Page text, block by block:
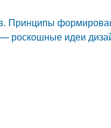
Принципы
роскошные идеи